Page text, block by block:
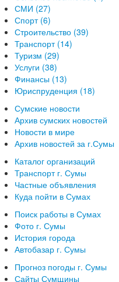
СМИ (27)
Спорт (6)
Строительство (39)
Транспорт (14)
Туризм (29)
Услуги (38)
Финансы (13)
Юриспруденция (18)
Сумские новости
Архив сумских новостей
Новости в мире
Архив новостей за г.Сумы
Каталог организаций
Транспорт г. Сумы
Частные объявления
Куда пойти в Сумах
Поиск работы в Сумах
Фото г. Сумы
История города
Автобазар г. Сумы
Прогноз погоды г. Сумы
Сайты Сумщины